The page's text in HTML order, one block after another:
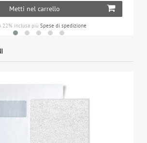
Metti nel carrello
22% inclusapiù Spese di spedizione